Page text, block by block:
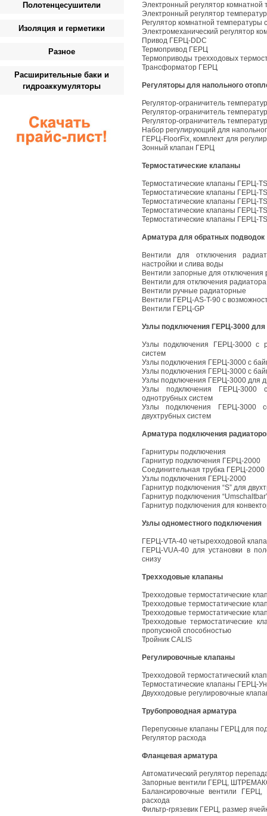
Электронный регулятор
Электронный регулятор
Регулятор комнатной
Электромеханический регулятор
Привод ГЕРЦ-DDC
Термопривод ГЕРЦ
Термоприводы трехходовых
Трансформатор ГЕРЦ
Регуляторы для напольного
Регулятор-ограничитель
Регулятор-ограничитель
Регулятор-ограничитель
Набор регулирующий для
ГЕРЦ-FloorFix, комплект для
Зонный клапан ГЕРЦ
Термостатические клапаны
Термостатические клапаны ГЕРЦ-
Термостатические клапаны ГЕРЦ-
Термостатические клапаны ГЕРЦ-
Термостатические клапаны ГЕРЦ-
Термостатические клапаны ГЕРЦ-
Арматура для обратных подводок
Вентили для отключения
настройки и слива воды
Вентили запорные для
Вентили для отключения
Вентили ручные радиаторные
Вентили ГЕРЦ-AS-T-90 с
Вентили ГЕРЦ-GP
Узлы подключения ГЕРЦ-3000 для
Узлы подключения ГЕРЦ-3000 с
систем
Узлы подключения ГЕРЦ-3000 с
Узлы подключения ГЕРЦ-3000 с
Узлы подключения ГЕРЦ-3000 для
Узлы подключения ГЕРЦ-3000
однотрубных систем
Узлы подключения ГЕРЦ-3000
двухтрубных систем
Арматура подключения
Гарнитуры подключения
Гарнитур подключения ГЕРЦ-2000
Соединительная трубка ГЕРЦ-2000
Узлы подключения ГЕРЦ-2000
Гарнитур подключения “S” для
Гарнитур подключения
Гарнитур подключения для
Узлы одноместного подключения
ГЕРЦ-VTA-40 четырехходовой
ГЕРЦ-VUA-40 для установки в
снизу
Трехходовые клапаны
Трехходовые термостатические
Трехходовые термостатические
Трехходовые термостатические
Трехходовые термостатические
пропускной способностью
Тройник CALIS
Регулировочные клапаны
Трехходовой термостатический
Термостатические клапаны ГЕРЦ-
Двухходовые регулировочные
Трубопроводная арматура
Перепускные клапаны ГЕРЦ для
Регулятор расхода
Фланцевая арматура
Автоматический регулятор
Запорные вентили ГЕРЦ,
Балансировочные вентили
расхода
Фильтр-грязевик ГЕРЦ, размер
Полотенцесушители
Изоляция и герметики
Разное
Расширительные баки и
гидроаккумуляторы